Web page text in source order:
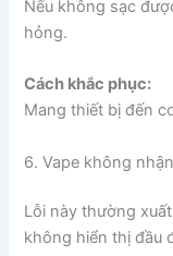
Nếu không sạc
hỏng.
Cách khắc phục:
Mang thiết bị đến
6. Vape không
Lỗi này thường
không hiển thị đầu